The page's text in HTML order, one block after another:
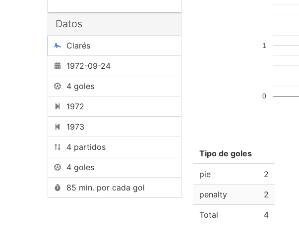
Datos
Clarés
1972-09-24
4 goles
1972
1973
4 partidos
4 goles
85 min. por cada gol
0
1
Tipo de goles
pie 2
penalty 2
Total 4